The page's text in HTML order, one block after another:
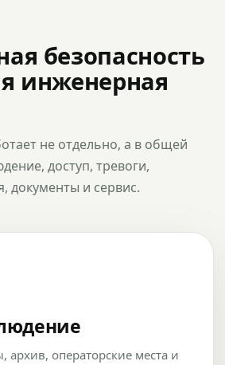
безопасность
инженерная
не отдельно, а в общей
доступ, тревоги,
документы и сервис.
архив, операторские места и